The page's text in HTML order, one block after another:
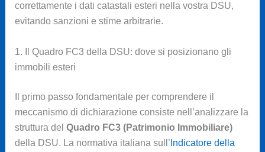
correttamente i dati catastali esteri nella vostra DSU,
evitando sanzioni e stime arbitrarie.
1. Il Quadro FC3 della DSU: dove si posizionano gli
immobili esteri
Il primo passo fondamentale per comprendere il
meccanismo di dichiarazione consiste nell’analizzare la
struttura del Quadro FC3 (Patrimonio Immobiliare)
della DSU. La normativa italiana sull’ Indicatore della